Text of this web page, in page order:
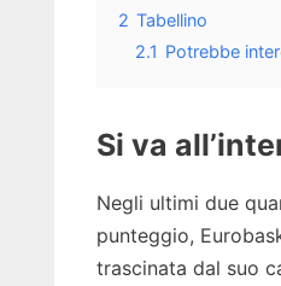
2 Tabellino
2.1 Potrebbe
Si va
Negli ultimi due
punteggio,
trascinata dal suo